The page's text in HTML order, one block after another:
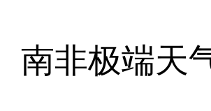
南非极端天